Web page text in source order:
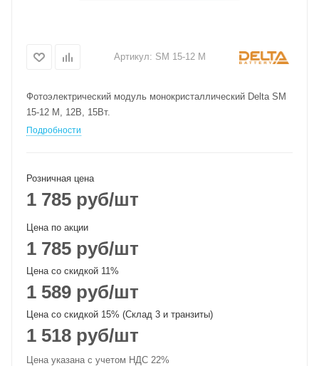
Артикул: SM 15-12 M
Фотоэлектрический модуль монокристаллический Delta SM
15-12 M, 12В, 15Вт.
Подробности
Розничная цена
1 785 руб/шт
Цена по акции
1 785 руб/шт
Цена со скидкой 11%
1 589 руб/шт
Цена со скидкой 15% (Склад 3 и транзиты)
1 518 руб/шт
Цена указана с учетом НДС 22%